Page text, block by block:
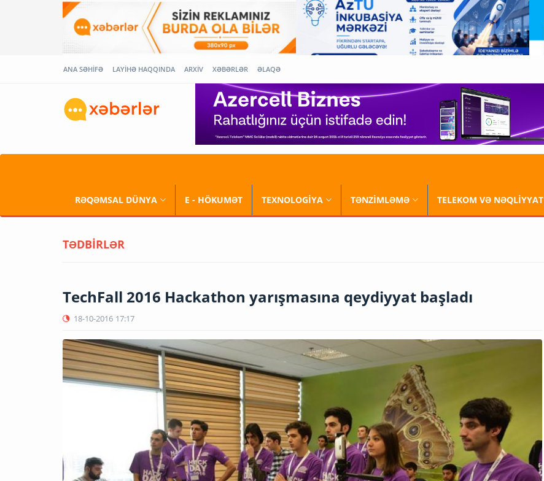
ANA SƏHİFƏ LAYİHƏ HAQQINDA ARXİV XƏBƏRLƏR ƏLAQƏ
RƏQƏMSAL DÜNYA E - HÖKUMƏT TEXNOLOGİYA TƏNZİMLƏMƏ TELEKOM VƏ NƏQLİYYAT
TƏDBİRLƏR
TechFall 2016 Hackathon yarışmasına qeydiyyat başladı
18-10-2016 17:17